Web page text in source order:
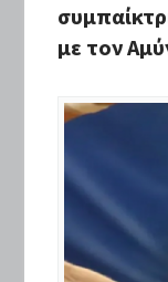
με τον